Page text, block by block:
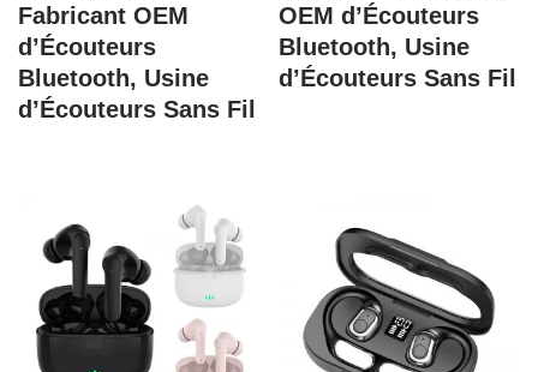
Fabricant OEM
d’Écouteurs
Bluetooth, Usine
d’Écouteurs Sans Fil
OEM d’Écouteurs
Bluetooth, Usine
d’Écouteurs Sans Fil